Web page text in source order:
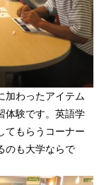
加わったアイテム
体験です。英語学
てもらうコーナー
のも大学ならで